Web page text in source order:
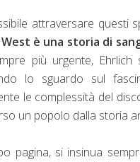
attraversare questi
è una storia di
più urgente,
lo sguardo sul
le complessità del
un popolo dalla storia
pagina, si insinua